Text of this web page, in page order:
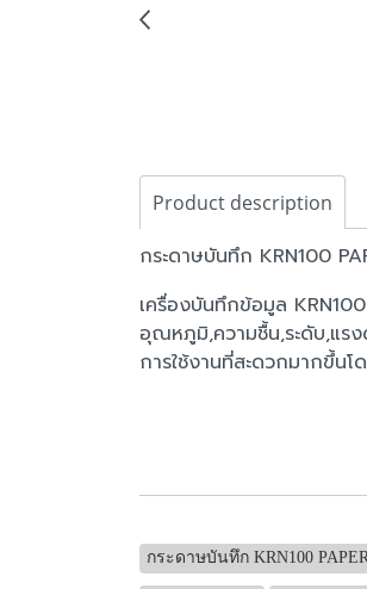
Product description
กระดาษบันทึก KRN100
เครื่องบันทึกข้อมูล
อุณหภูมิ,ความชื้น,ระดับ,แร
การใช้งานที่สะดวกมากขึ้น
กระดาษบันทึก KRN100